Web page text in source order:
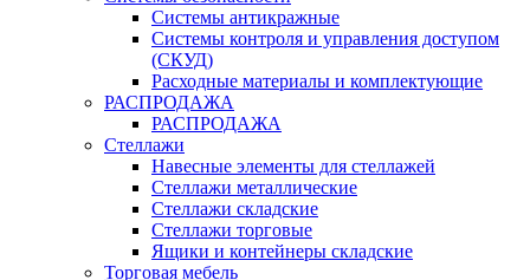
Системы антикражные
Системы контроля и управления доступом
(СКУД)
Расходные материалы и комплектующие
РАСПРОДАЖА
РАСПРОДАЖА
Стеллажи
Навесные элементы для стеллажей
Стеллажи металлические
Стеллажи складские
Стеллажи торговые
Ящики и контейнеры складские
Торговая мебель